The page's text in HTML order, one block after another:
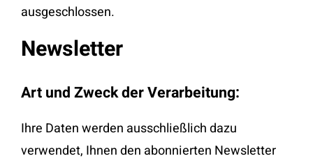
ausgeschlossen.
Newsletter
Art und Zweck der Verarbeitung:
Ihre Daten werden ausschließlich dazu
verwendet, Ihnen den abonnierten Newsletter